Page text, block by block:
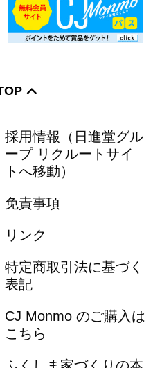
採用情報（日進堂グル
ープ リクルートサイ
トへ移動）
免責事項
リンク
特定商取引法に基づく
表記
CJ Monmo のご購入は
こちら